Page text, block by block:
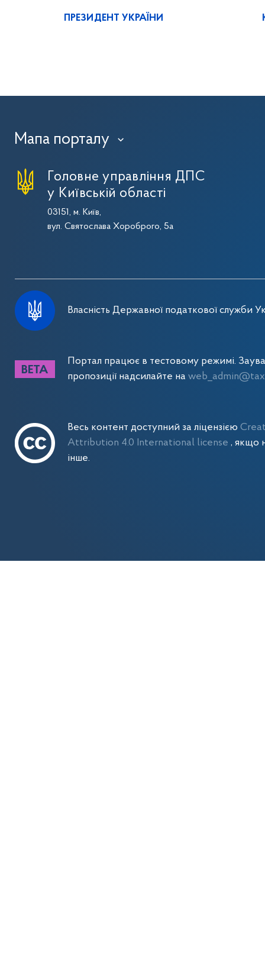
ПРЕЗИДЕНТ УКРАЇНИ
Мапа порталу ›
Головне управління ДПС
у Київській області
03151, м. Київ,
вул. Святослава Хороброго, 5а
Власність Державної податкової служби
Портал працює в тестовому режимі.
пропозиції надсилайте на
Весь контент доступний за ліцензією
Attribution 4.0 International license, якщо
інше.